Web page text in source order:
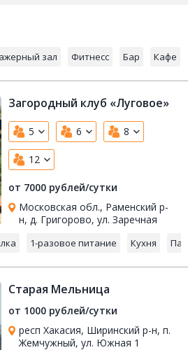
зал Фитнесс Бар Кафе
Загородный клуб «Луговое»
5 6 8
12
от 7000 рублей/сутки
Московская обл., Раменский р-
н, д. Григорово, ул. Заречная
1-разовое питание Кухня
Старая Мельница
от 1000 рублей/сутки
респ Хакасия, Ширинский р-н, п.
Жемчужный, ул. Южная 1